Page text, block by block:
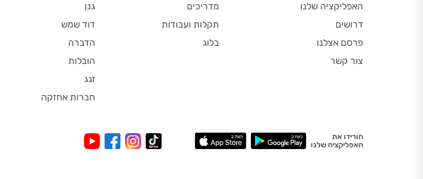
האפליקציה שלנו
דרושים
פרסם אצלנו
צור קשר
מדריכים
תקלות ועבודות
בלוג
גנן
דוד שמש
הדברה
הובלות
זגג
חברות אחזקה
הורידו את
האפליקציה שלנו